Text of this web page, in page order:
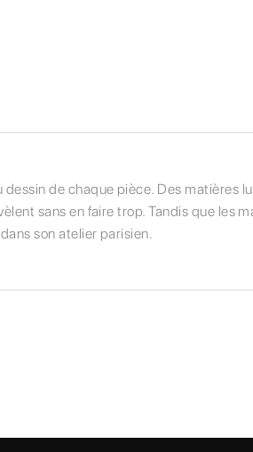
de chaque pièce. Des matières
sans en faire trop. Tandis que les
son atelier parisien.